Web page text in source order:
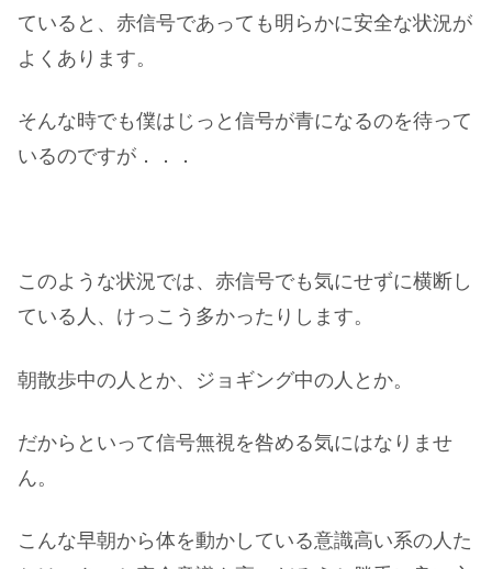
ていると、赤信号であっても明らかに安全な状況が
よくあります。
そんな時でも僕はじっと信号が青になるのを待って
いるのですが．．．
このような状況では、赤信号でも気にせずに横断し
ている人、けっこう多かったりします。
朝散歩中の人とか、ジョギング中の人とか。
だからといって信号無視を咎める気にはなりませ
ん。
こんな早朝から体を動かしている意識高い系の人た